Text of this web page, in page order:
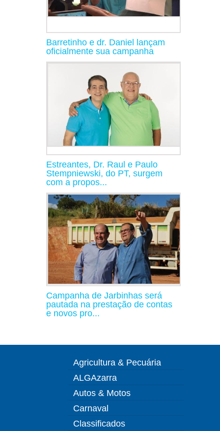
Barretinho e dr. Daniel lançam
oficialmente sua campanha
Estreantes, Dr. Raul e Paulo
Stempniewski, do PT, surgem
com a propos...
Campanha de Jarbinhas será
pautada na prestação de contas
e novos pro...
Agricultura & Pecuária
ALGAzarra
Autos & Motos
Carnaval
Classificados